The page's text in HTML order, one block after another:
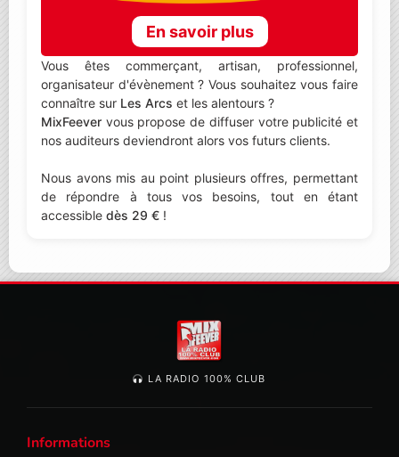
En savoir plus
Vous êtes commerçant, artisan, professionnel,
organisateur d'évènement ? Vous souhaitez vous faire
connaître sur Les Arcs et les alentours ?
MixFeever vous propose de diffuser votre publicité et
nos auditeurs deviendront alors vos futurs clients.
Nous avons mis au point plusieurs offres, permettant
de répondre à tous vos besoins, tout en étant
accessible dès 29 € !
LA RADIO 100% CLUB
Informations